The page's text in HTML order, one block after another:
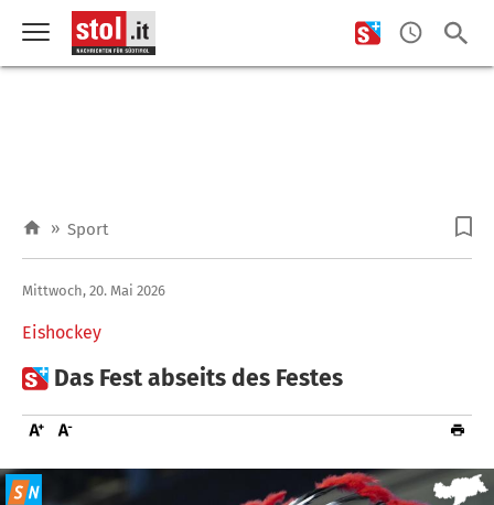
» Sport
Eishockey
Mittwoch, 20. Mai 2026
 Das Fest abseits des Festes